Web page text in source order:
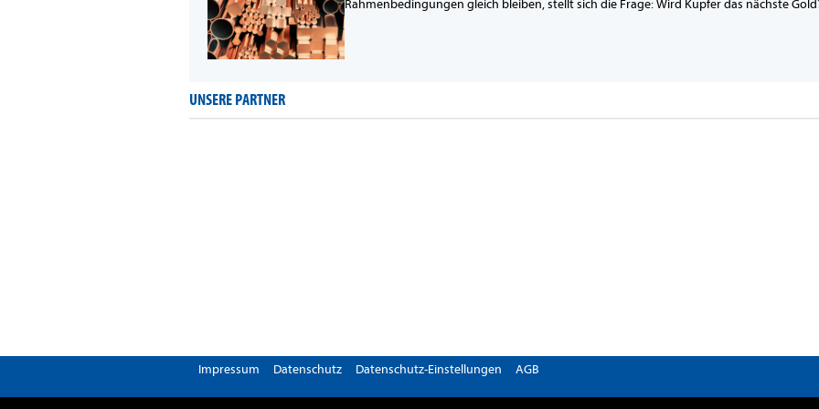
Rahmenbedingungen gleich bleiben, stellt sich die Frage: Wird Kupfer das nächste
UNSERE PARTNER
Impressum Datenschutz Datenschutz-Einstellungen AGB